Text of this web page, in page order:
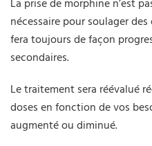
La prise de morphine n’est
nécessaire pour soulager
fera toujours de façon
secondaires.
Le traitement sera réévalué
doses en fonction de vos
augmenté ou diminué.